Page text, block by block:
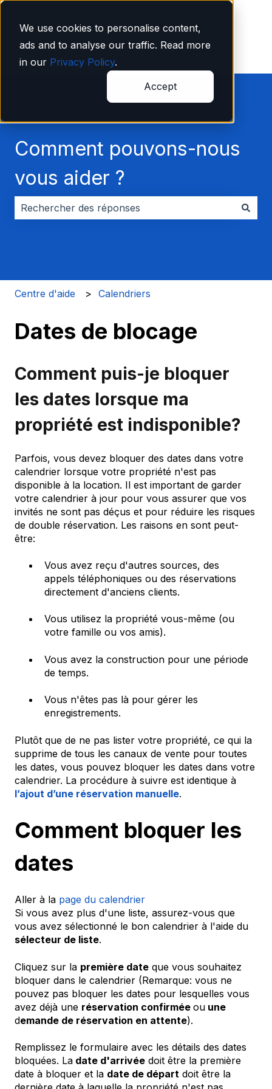
We use cookies to personalise content,
ads and to analyse our traffic. Read more
in our Privacy Policy.
Accept
Comment pouvons-nous
vous aider ?
Centre d'aide Calendriers
Dates de blocage
Comment puis-je bloquer
les dates lorsque ma
propriété est indisponible?
Parfois, vous devez bloquer des dates dans votre
calendrier lorsque votre propriété n'est pas
disponible à la location. Il est important de garder
votre calendrier à jour pour vous assurer que vos
invités ne sont pas déçus et pour réduire les risques
de double réservation. Les raisons en sont peut-
être:
Vous avez reçu d'autres sources, des
appels téléphoniques ou des réservations
directement d'anciens clients.
Vous utilisez la propriété vous-même (ou
votre famille ou vos amis).
Vous avez la construction pour une période
de temps.
Vous n'êtes pas là pour gérer les
enregistrements.
Plutôt que de ne pas lister votre propriété, ce qui la
supprime de tous les canaux de vente pour toutes
les dates, vous pouvez bloquer les dates dans votre
calendrier. La procédure à suivre est identique à
l’ajout d’une réservation manuelle.
Comment bloquer les
dates
Aller à la page du calendrier
Si vous avez plus d'une liste, assurez-vous que
vous avez sélectionné le bon calendrier à l'aide du
sélecteur de liste.
Cliquez sur la première date que vous souhaitez
bloquer dans le calendrier (Remarque: vous ne
pouvez pas bloquer les dates pour lesquelles vous
avez déjà une réservation confirmée ou une
demande de réservation en attente).
Remplissez le formulaire avec les détails des dates
bloquées. La date d'arrivée doit être la première
date à bloquer et la date de départ doit être la